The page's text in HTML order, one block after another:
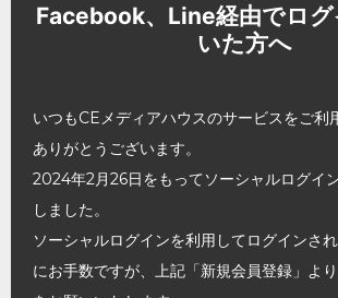
Facebook、Line経由でロ
いた方へ
いつもCEメディアハウスのサービスをご利
ありがとうございます。
2024年2月26日をもってソーシャルログイ
しました。
ソーシャルログインを利用してログインさ
にお手数ですが、上記「新規会員登録」よ